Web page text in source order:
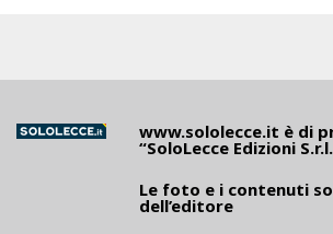
www.sololecce.it è di
“SoloLecce Edizioni
Le foto e i contenuti
dell’editore